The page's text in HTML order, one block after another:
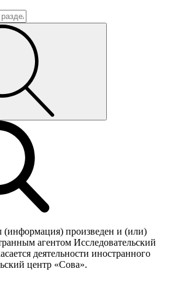
(информация) произведен и (или)
агентом Исследовательский
деятельности иностранного
центр «Сова».